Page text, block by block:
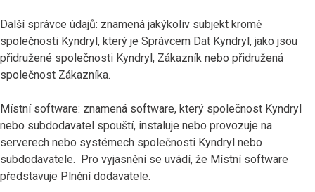
Další správce údajů: znamená jakýkoliv subjekt kromě
společnosti Kyndryl, který je Správcem Dat Kyndryl, jako jsou
přidružené společnosti Kyndryl, Zákazník nebo přidružená
společnost Zákazníka.
Místní software: znamená software, který společnost Kyndryl
nebo subdodavatel spouští, instaluje nebo provozuje na
serverech nebo systémech společnosti Kyndryl nebo
subdodavatele. Pro vyjasnění se uvádí, že Místní software
představuje Plnění dodavatele.